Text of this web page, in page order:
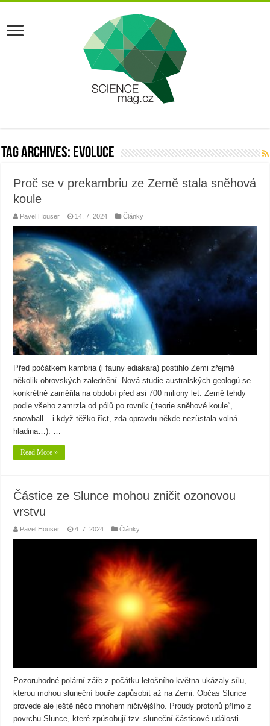
Tag Archives: evoluce
Proč se v prekambriu ze Země stala sněhová
koule
Pavel Houser 14. 7. 2024 Články
Před počátkem kambria (i fauny ediakara) postihlo Zemi zřejmě
několik obrovských zalednění. Nová studie australských geologů se
konkrétně zaměřila na období před asi 700 miliony let. Země tehdy
podle všeho zamrzla od pólů po rovník („teorie sněhové koule“,
snowball – i když těžko říct, zda opravdu někde nezůstala volná
hladina…). …
Read More »
Částice ze Slunce mohou zničit ozonovou
vrstvu
Pavel Houser 4. 7. 2024 Články
Pozoruhodné polární záře z počátku letošního května ukázaly sílu,
kterou mohou sluneční bouře zapůsobit až na Zemi. Občas Slunce
provede ale ještě něco mnohem ničivějšího. Proudy protonů přímo z
povrchu Slunce, které způsobují tzv. sluneční částicové události